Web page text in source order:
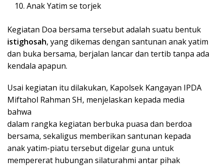
Anak Yatim se torjek
Kegiatan Doa bersama tersebut adalah suatu bentuk
istighosah, yang dikemas dengan santunan anak yatim
dan buka bersama, berjalan lancar dan tertib tanpa ada
kendala apapun.
Usai kegiatan itu dilakukan, Kapolsek Kangayan IPDA
Miftahol Rahman SH, menjelaskan kepada media
bahwa
dalam rangka kegiatan berbuka puasa dan berdoa
bersama, sekaligus memberikan santunan kepada
anak yatim-piatu tersebut digelar guna untuk
mempererat hubungan silaturahmi antar pihak